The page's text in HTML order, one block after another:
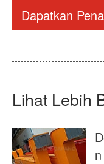
Dapatkan
Lihat Lebih